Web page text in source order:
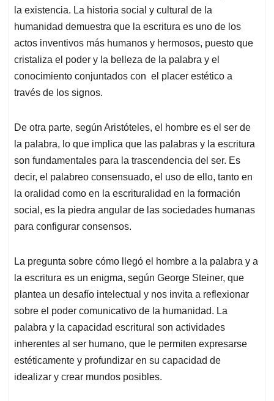
la existencia. La historia social y cultural de la
humanidad demuestra que la escritura es uno de los
actos inventivos más humanos y hermosos, puesto que
cristaliza el poder y la belleza de la palabra y el
conocimiento conjuntados con el placer estético a
través de los signos.
De otra parte, según Aristóteles, el hombre es el ser de
la palabra, lo que implica que las palabras y la escritura
son fundamentales para la trascendencia del ser. Es
decir, el palabreo consensuado, el uso de ello, tanto en
la oralidad como en la escrituralidad en la formación
social, es la piedra angular de las sociedades humanas
para configurar consensos.
La pregunta sobre cómo llegó el hombre a la palabra y a
la escritura es un enigma, según George Steiner, que
plantea un desafío intelectual y nos invita a reflexionar
sobre el poder comunicativo de la humanidad. La
palabra y la capacidad escritural son actividades
inherentes al ser humano, que le permiten expresarse
estéticamente y profundizar en su capacidad de
idealizar y crear mundos posibles.